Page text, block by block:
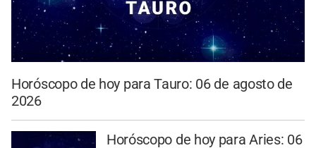
Horóscopo de hoy para Tauro: 06 de agosto de
2026
Horóscopo de hoy para Aries: 06